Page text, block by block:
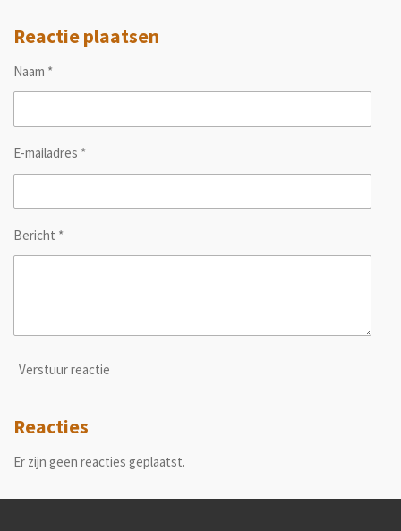
e
n
l
r
e
e
n
Reactie plaatsen
Naam *
E-mailadres *
Bericht *
Verstuur reactie
Reacties
Er zijn geen reacties geplaatst.